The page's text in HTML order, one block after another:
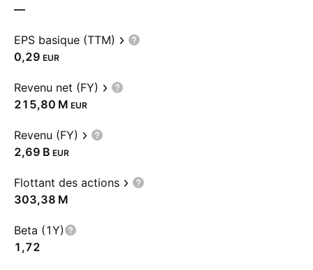
—
EPS basique (TTM)
0,29 EUR
Revenu net (FY)
‪215,80 M‬ EUR
Revenu (FY)
‪2,69 B‬ EUR
Flottant des actions
‪303,38 M‬
Beta (1Y)
1,72